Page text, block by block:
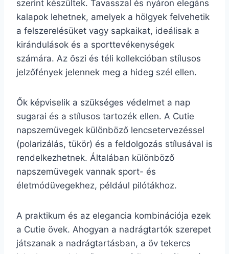
szerint készültek. Tavasszal és nyáron elegáns
kalapok lehetnek, amelyek a hölgyek felvehetik
a felszerelésüket vagy sapkaikat, ideálisak a
kirándulások és a sporttevékenységek
számára. Az őszi és téli kollekcióban stílusos
jelzőfények jelennek meg a hideg szél ellen.
Ők képviselik a szükséges védelmet a nap
sugarai és a stílusos tartozék ellen. A Cutie
napszemüvegek különböző lencsetervezéssel
(polarizálás, tükör) és a feldolgozás stílusával is
rendelkezhetnek. Általában különböző
napszemüvegek vannak sport- és
életmódüvegekhez, például pilótákhoz.
A praktikum és az elegancia kombinációja ezek
a Cutie övek. Ahogyan a nadrágtartók szerepet
játszanak a nadrágtartásban, a öv tekercs